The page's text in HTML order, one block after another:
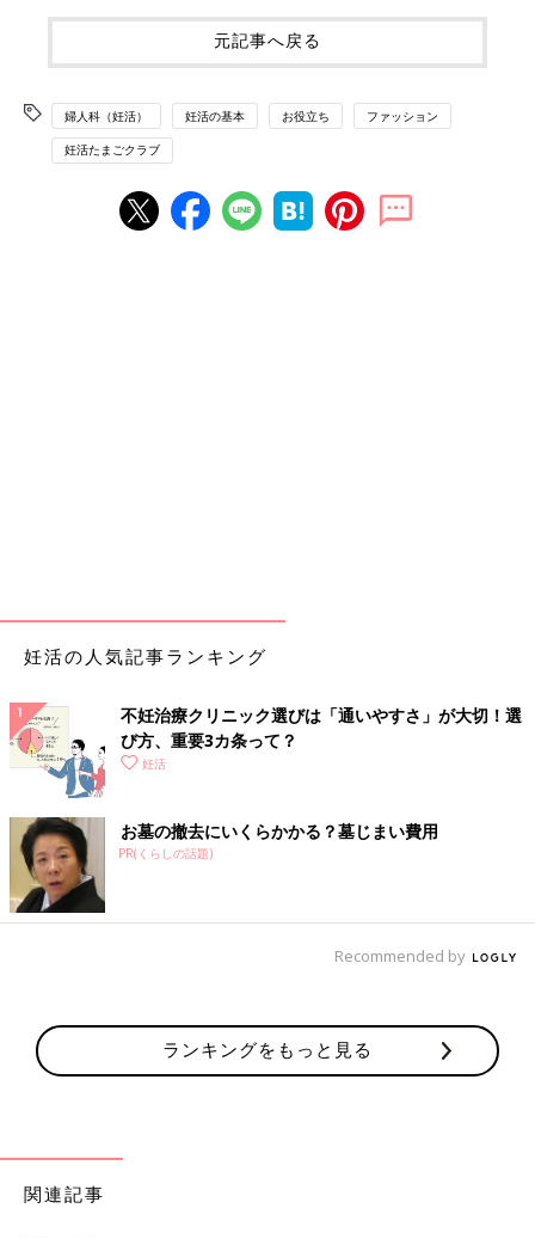
元記事へ戻る
婦人科（妊活） 妊活の基本 お役立ち ファッション
妊活たまごクラブ
妊活の人気記事ランキング
不妊治療クリニック選びは「通いやすさ」が大切！選
び方、重要3カ条って？
妊活
お墓の撤去にいくらかかる？墓じまい費用
PR(くらしの話題)
Recommended by
ランキングをもっと見る
関連記事